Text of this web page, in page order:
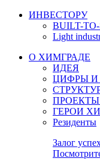
ИНВЕСТОРУ
BUILT-
Light
О ХИМГРАДЕ
ИДЕЯ
ЦИФРЫ
ГЕРОИ
Резиденты
Залог